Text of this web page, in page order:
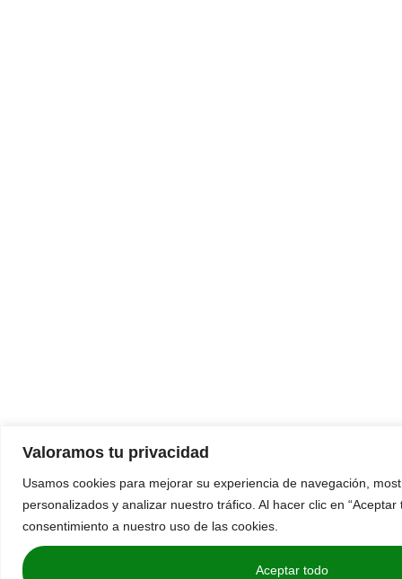
Valoramos tu privacidad
Usamos cookies para mejorar su experiencia de navegación,
personalizados y analizar nuestro tráfico. Al hacer clic en “Aceptar
consentimiento a nuestro uso de las cookies.
Aceptar todo